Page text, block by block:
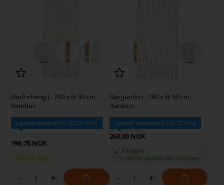
Dørforheng L: 200 x B: 90 cm,
Bambus
Laveste enhetspris: 182,50 NOK
198,75 NOK
Ikke på lager
- +
Dørgardin L: 180 x B: 90 cm,
Bambus
Laveste enhetspris: 228,75 NOK
260,00 NOK
På lager
Vi sender pakken din i morgen
- +